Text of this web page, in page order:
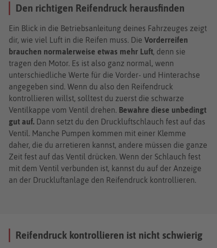
Den richtigen Reifendruck herausfinden
Ein Blick in die Betriebsanleitung deines Fahrzeuges zeigt
dir, wie viel Luft in die Reifen muss. Die Vorderreifen
brauchen normalerweise etwas mehr Luft, denn sie
tragen den Motor. Es ist also ganz normal, wenn
unterschiedliche Werte für die Vorder- und Hinterachse
angegeben sind. Wenn du also den Reifendruck
kontrollieren willst, solltest du zuerst die schwarze
Ventilkappe vom Ventil drehen. Bewahre diese unbedingt
gut auf. Dann setzt du den Druckluftschlauch fest auf das
Ventil. Manche Pumpen kommen mit einer Klemme
daher, die du arretieren kannst, andere müssen die ganze
Zeit fest auf das Ventil drücken. Wenn der Schlauch fest
mit dem Ventil verbunden ist, kannst du auf der Anzeige
an der Druckluftanlage den Reifendruck kontrollieren.
Reifendruck kontrollieren ist nicht schwierig